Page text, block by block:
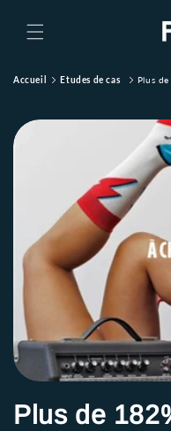
passer
au
Accueil Etudes de cas Plus
Plus de